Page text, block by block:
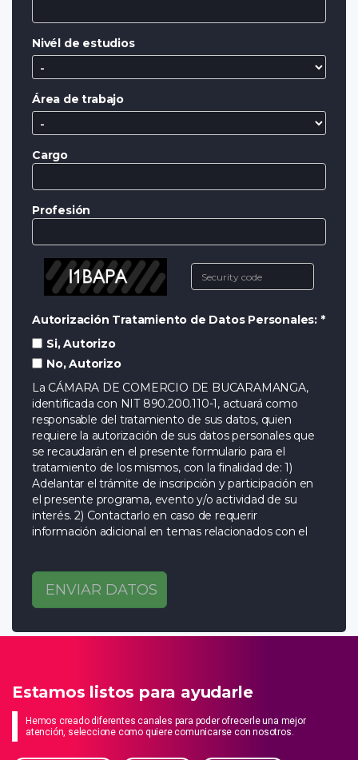
Nivél de estudios
Área de trabajo
Cargo
Profesión
Autorización Tratamiento de Datos Personales: *
Si, Autorizo
No, Autorizo
La CÁMARA DE COMERCIO DE BUCARAMANGA,
identificada con NIT 890.200.110-1, actuará como
responsable del tratamiento de sus datos, quien
requiere la autorización de sus datos personales que
se recaudarán en el presente formulario para el
tratamiento de los mismos, con la finalidad de: 1)
Adelantar el trámite de inscripción y participación en
el presente programa, evento y/o actividad de su
interés. 2) Contactarlo en caso de requerir
información adicional en temas relacionados con el
programa, evento y/o actividad de su interés. 4).
Realizar el envío de información o memorias del
presente programa, evento y/o actividad de su
organizados por la Cámara de Comercio de
servicios, productos y programas de formación
académica que ofrece. 7). Solicitarle que evalúe la
calidad de los servicios.8). Compartir sus datos a
ENVIAR DATOS
Estamos listos para ayudarle
Hemos creado diferentes canales para poder ofrecerle una mejor
atención, seleccione como quiere comunicarse con nosotros.